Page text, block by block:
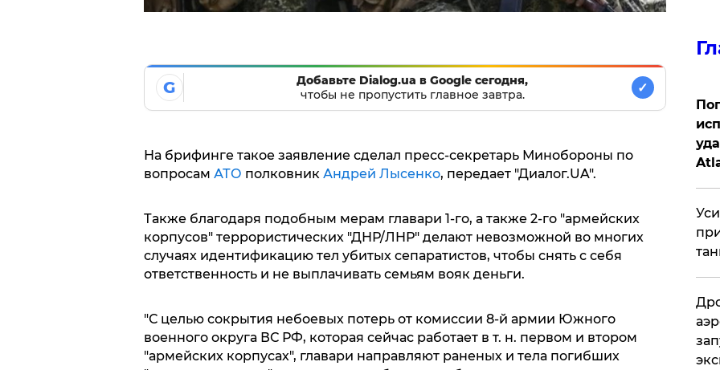
G
Добавьте Dialog.ua в Google сегодня,
чтобы не пропустить главное завтра.
✓
На брифинге такое заявление сделал пресс-секретарь Минобороны по
вопросам АТО полковник Андрей Лысенко, передает "Диалог.UA".
Также благодаря подобным мерам главари 1-го, а также 2-го "армейских
корпусов" террористических "ДНР/ЛНР" делают невозможной во многих
случаях идентификацию тел убитых сепаратистов, чтобы снять с себя
ответственность и не выплачивать семьям вояк деньги.
"С целью сокрытия небоевых потерь от комиссии 8-й армии Южного
военного округа ВС РФ, которая сейчас работает в т. н. первом и втором
"армейских корпусах", главари направляют раненых и тела погибших